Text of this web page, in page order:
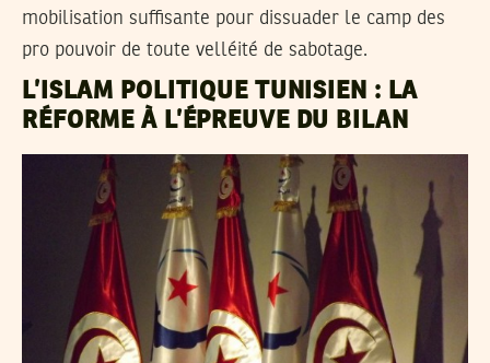
mobilisation suffisante pour dissuader le camp des
pro pouvoir de toute velléité de sabotage.
L’ISLAM POLITIQUE TUNISIEN : LA
RÉFORME À L’ÉPREUVE DU BILAN